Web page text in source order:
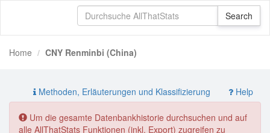
Home CNY Renminbi (China)
Methoden, Erläuterungen und Klassifizierung Help
Um die gesamte Datenbankhistorie durchsuchen und auf
alle AllThatStats Funktionen (inkl. Export) zugreifen zu